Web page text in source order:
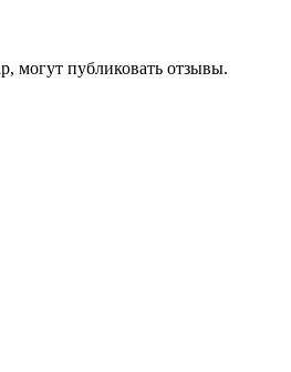
могут публиковать отзывы.